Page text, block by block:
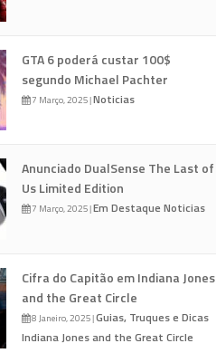
GTA 6 poderá custar 100$
segundo Michael Pachter
7 Março, 2025|Noticias
Anunciado DualSense The Last of
Us Limited Edition
7 Março, 2025|Em Destaque Noticias
Cifra do Capitão em Indiana Jones
and the Great Circle
8 Janeiro, 2025|Guias, Truques e Dicas
Indiana Jones and the Great Circle